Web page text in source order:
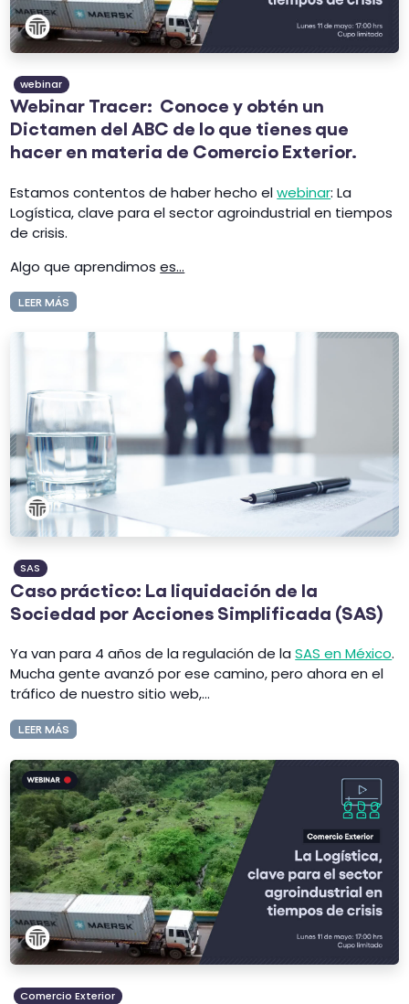
webinar
Webinar Tracer: Conoce y obtén un
Dictamen del ABC de lo que tienes que
hacer en materia de Comercio Exterior.
Estamos contentos de haber hecho elwebinar: La
Logística, clave para el sector agroindustrial en tiempos
de crisis.
Algo que aprendimoses...
LEER MÁS
SAS
Caso práctico: La liquidación de la
Sociedad por Acciones Simplificada (SAS)
Ya van para 4 años de la regulación de laSAS en México.
Mucha gente avanzó por ese camino, pero ahora en el
tráfico de nuestro sitio web,...
LEER MÁS
Comercio Exterior